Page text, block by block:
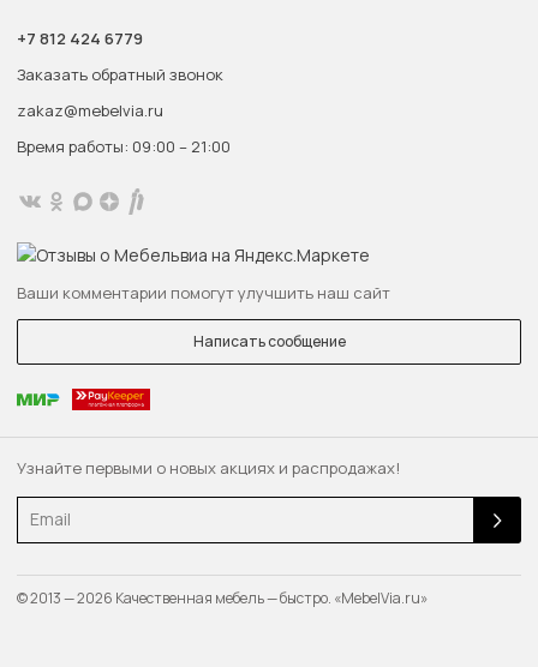
Узнайте первыми о новых акциях и распродажах!
Email
+7 812 424 6779
Заказать обратный звонок
zakaz@mebelvia.ru
Время работы: 09:00 – 21:00
Ваши комментарии помогут улучшить наш сайт
Написать сообщение
© 2013 — 2026 Качественная мебель — быстро. «MebelVia.ru»